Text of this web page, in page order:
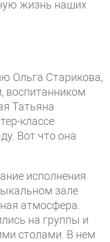
жизнь наших
Ольга Старикова,
воспитанником
Татьяна
классе
Вот что она
исполнения
зале
атмосфера.
на группы и
столами. В нем